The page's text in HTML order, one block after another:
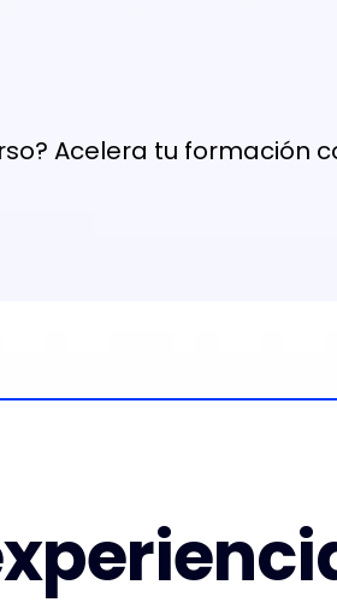
Acelera tu formación